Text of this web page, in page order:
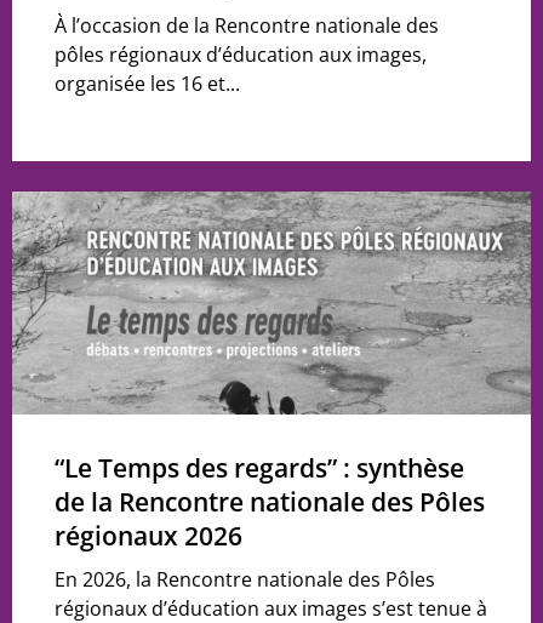
À l’occasion de la Rencontre nationale des
pôles régionaux d’éducation aux images,
organisée les 16 et...
“Le Temps des regards” : synthèse
de la Rencontre nationale des Pôles
régionaux 2026
En 2026, la Rencontre nationale des Pôles
régionaux d’éducation aux images s’est tenue à